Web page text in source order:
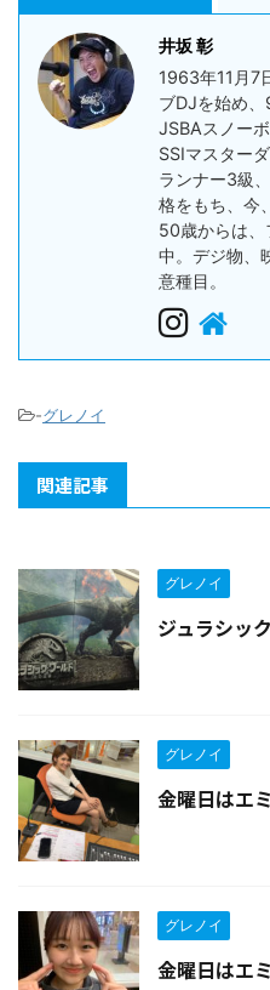
井坂 彰
1963年11月7
ブDJを始め、
JSBAスノー
SSIマスター
ランナー3級
格をもち、今
50歳からは、
中。デジ物、
意種目。
-グレノイ
関連記事
グレノイ
ジュラシッ
グレノイ
金曜日はエ
グレノイ
金曜日はエ